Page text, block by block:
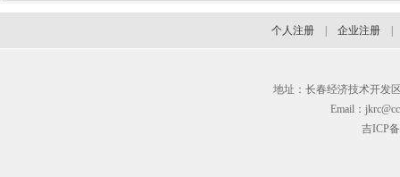
个人注册 企业注册
地址：长春经济技术开发
Email：
吉ICP